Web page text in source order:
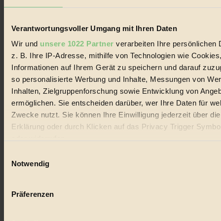
Verantwortungsvoller Umgang mit Ihren Daten
Wir und unsere 1022 Partner verarbeiten Ihre persönlichen
z. B. Ihre IP-Adresse, mithilfe von Technologien wie
Informationen auf Ihrem Gerät zu speichern und darauf
so personalisierte Werbung und Inhalte, Messungen von
Inhalten, Zielgruppenforschung sowie Entwicklung von
ermöglichen. Sie entscheiden darüber, wer Ihre Daten für
Zwecke nutzt. Sie können Ihre Einwilligung jederzeit über
Erklärung oder durch Klicken auf das Privacy Trigger
Wenn Sie es erlauben, würden wir auch gerne:
Ihr Gerät durch aktives Scannen nach bestimmten
Notwendig
Präferenzen
alternativer Energien.
Social Media
22.601 Fans auf Facebook
3.415 Follower auf Twitter
Themen
Bio